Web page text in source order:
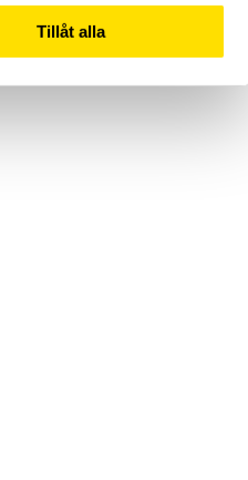
Tillåt alla